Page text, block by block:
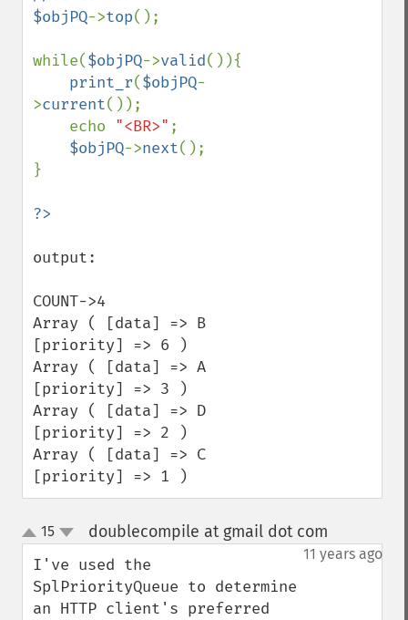
$objPQ->top();
while($objPQ->valid()){
print_r($objPQ-
>current());
    echo
"<BR>" ;
$objPQ->next();
}
output:
COUNT->4
Array ( [data] => B
[priority] => 6 )
Array ( [data] => A
[priority] => 3 )
Array ( [data] => D
[priority] => 2 )
Array ( [data] => C
[priority] => 1 )
up
down
15 doublecompile at gmail dot com
11 years ago
I've used the
SplPriorityQueue to determine
an HTTP client's preferred